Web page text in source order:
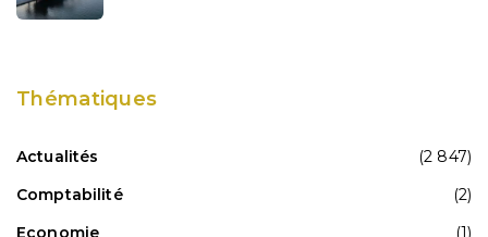
Thématiques
Actualités
(2 847)
Comptabilité
(2)
Economie
(1)